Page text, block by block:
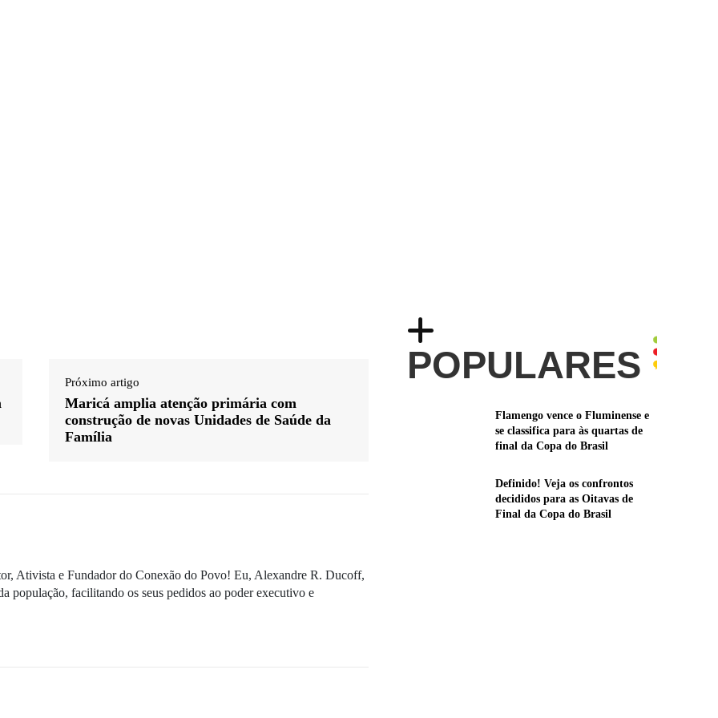
Próximo artigo
Maricá amplia atenção primária com
construção de novas Unidades de Saúde da
Família
Ativista e Fundador do Conexão do Povo! Eu, Alexandre R. Ducoff,
população, facilitando os seus pedidos ao poder executivo e
POPULARES
Flamengo vence o Fluminense e
se classifica para às quartas de
final da Copa do Brasil
Definido! Veja os confrontos
decididos para as Oitavas de
Final da Copa do Brasil